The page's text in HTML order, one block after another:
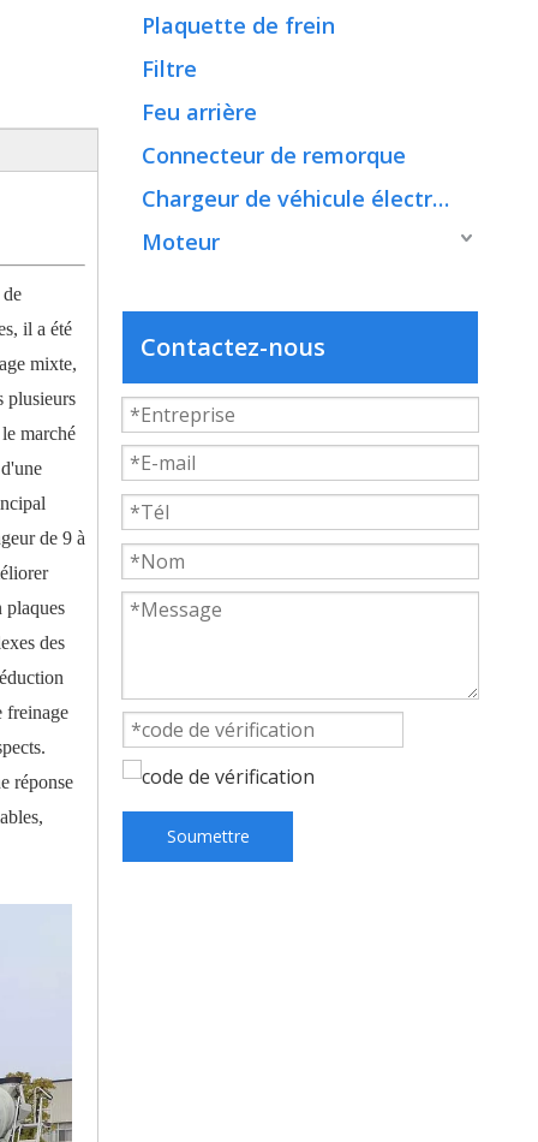
il a été
mixte,
plusieurs
marché
de 9 à
plaques
des
freinage
réponse
Plaquette de frein
Filtre
Feu arrière
Connecteur de remorque
Chargeur de véhicule électrique
Moteur
Contactez-nous
Soumettre